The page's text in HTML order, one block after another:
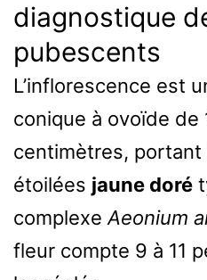
diagnostique
pubescents
L’inflorescence est
conique à ovoïde de
centimètres,
étoilées jaune doré
complexeAeonium
fleur compte 9 à 11